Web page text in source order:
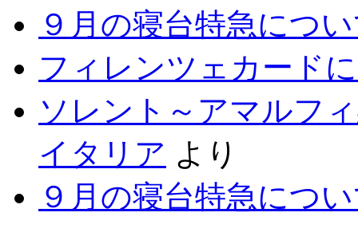
９月の寝台特急につ
フィレンツェカード
ソレント～アマルフ
イタリア より
９月の寝台特急につ